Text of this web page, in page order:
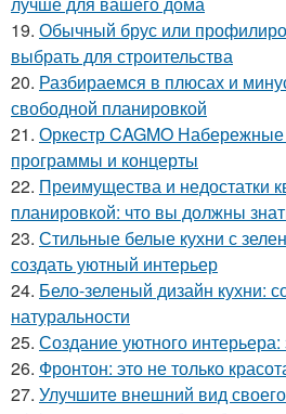
19. Обычный брус или
выбрать для строительства
20. Разбираемся в плюсах и
свободной планировкой
21. Оркестр CAGMO
программы и концерты
22. Преимущества и недостатки
планировкой: что вы должны
23. Стильные белые кухни с
создать уютный интерьер
24. Бело-зеленый дизайн кухни:
натуральности
25. Создание уютного интерьера:
26. Фронтон: это не только
27. Улучшите внешний вид